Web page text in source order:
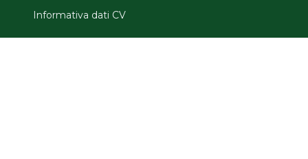
Informativa dati CV